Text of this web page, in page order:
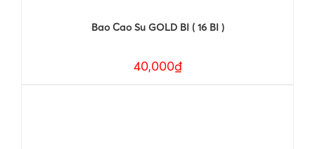
Bao Cao Su GOLD BI ( 16 BI )
40,000₫